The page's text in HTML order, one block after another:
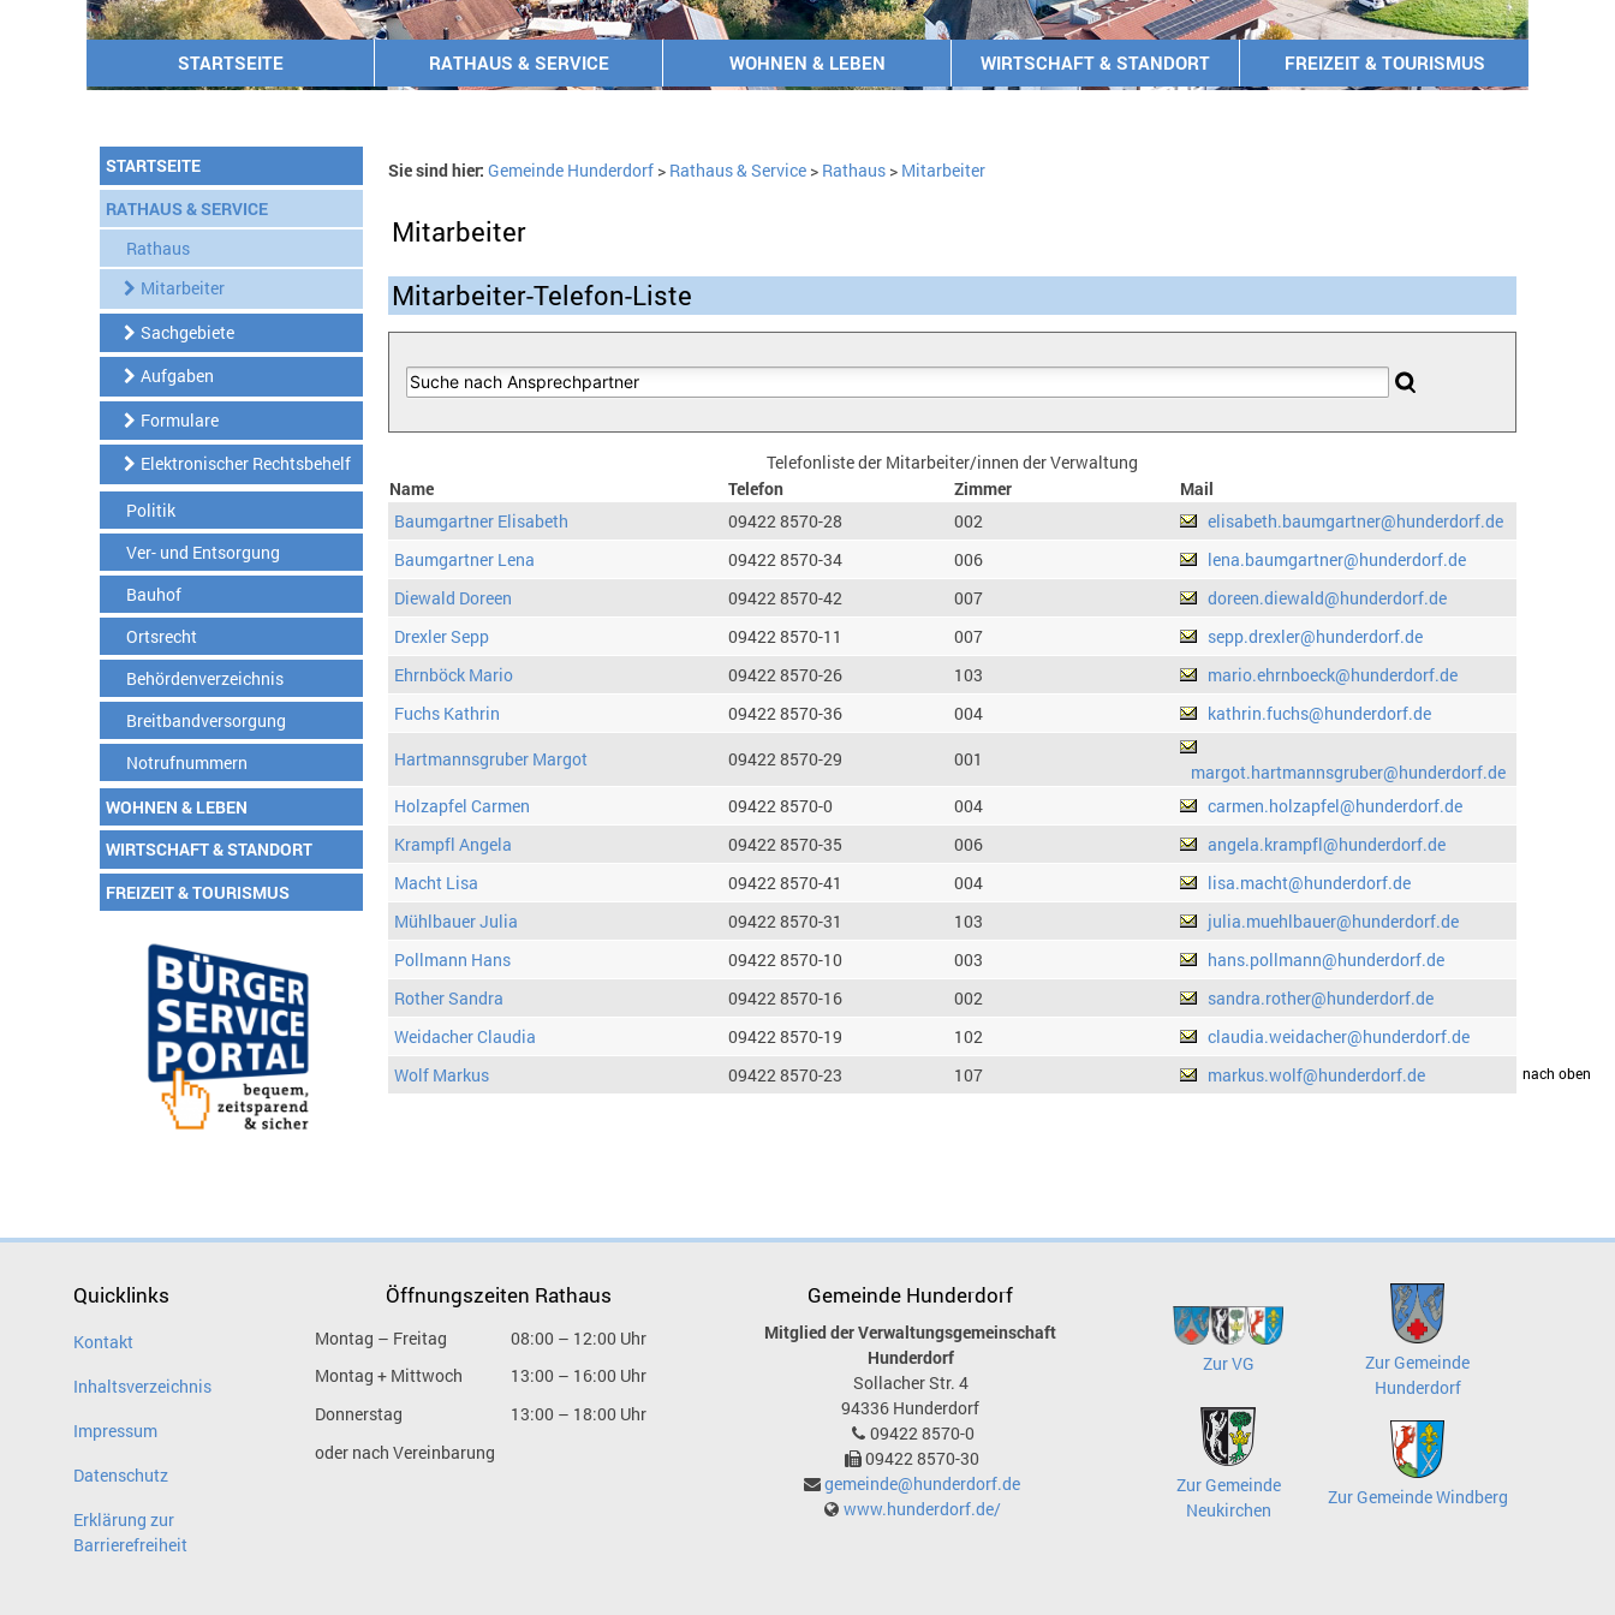
STARTSEITE RATHAUS & SERVICE WOHNEN & LEBEN WIRTSCHAFT & STANDORT FREIZEIT & TOURISMUS
STARTSEITE
RATHAUS & SERVICE
Rathaus
Mitarbeiter
Sachgebiete
Aufgaben
Formulare
Elektronischer Rechtsbehelf
Politik
Ver- und Entsorgung
Bauhof
Ortsrecht
Behördenverzeichnis
Breitbandversorgung
Notrufnummern
WOHNEN & LEBEN
WIRTSCHAFT & STANDORT
FREIZEIT & TOURISMUS
Sie sind hier: Gemeinde Hunderdorf> Rathaus & Service> Rathaus> Mitarbeiter
Mitarbeiter
Mitarbeiter-Telefon-Liste
Telefonliste der Mitarbeiter/innen der Verwaltung
Name
Telefon Zimmer
Mail
Baumgartner Elisabeth
09422 8570-28 002
elisabeth.baumgartner@hunderdorf.de
Baumgartner Lena
09422 8570-34 006
lena.baumgartner@hunderdorf.de
Diewald Doreen
09422 8570-42 007
doreen.diewald@hunderdorf.de
Drexler Sepp
09422 8570-11 007
sepp.drexler@hunderdorf.de
Ehrnböck Mario
09422 8570-26 103
mario.ehrnboeck@hunderdorf.de
Fuchs Kathrin
09422 8570-36 004
kathrin.fuchs@hunderdorf.de
Hartmannsgruber Margot
09422 8570-29 001
margot.hartmannsgruber@hunderdorf.de
Holzapfel Carmen
09422 8570-0 004
carmen.holzapfel@hunderdorf.de
Krampfl Angela
09422 8570-35 006
angela.krampfl@hunderdorf.de
Macht Lisa
09422 8570-41 004
lisa.macht@hunderdorf.de
Mühlbauer Julia
09422 8570-31 103
julia.muehlbauer@hunderdorf.de
Pollmann Hans
09422 8570-10 003
hans.pollmann@hunderdorf.de
Rother Sandra
09422 8570-16 002
sandra.rother@hunderdorf.de
Weidacher Claudia
09422 8570-19 102
claudia.weidacher@hunderdorf.de
Wolf Markus
09422 8570-23 107 markus.wolf@hunderdorf.dedrucken nach oben
Quicklinks
Kontakt
Inhaltsverzeichnis
Impressum
Datenschutz
Erklärung zur
Barrierefreiheit
Öffnungszeiten Rathaus
Montag – Freitag
08:00 – 12:00 Uhr
Montag + Mittwoch
13:00 – 16:00 Uhr
Donnerstag
13:00 – 18:00 Uhr
oder nach Vereinbarung
Gemeinde Hunderdorf
Mitglied der Verwaltungsgemeinschaft
Hunderdorf
Sollacher Str. 4
94336 Hunderdorf
09422 8570-0
09422 8570-30
gemeinde@hunderdorf.de
www.hunderdorf.de/
Zur VG
Zur Gemeinde
Hunderdorf
Zur Gemeinde
Neukirchen
Zur Gemeinde Windberg